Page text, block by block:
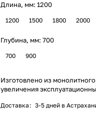
Длина, мм: 1200
1200 1500 1800 2000
Глубина, мм: 700
700 900
Изготовлено из
увеличения
Доставка : 3-5 дней в